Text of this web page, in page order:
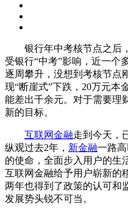
银行年中考核节点之后，
受银行“中考”影响，近一个
逐周攀升，没想到考核节点
现“断崖式”下跌，20万元本
能差出千余元。对于需要理
新的目标。
互联网金融走到今天，
纵观过去2年， 新金融一路
的使命，全面步入用户的生
互联网金融给予用户崭新的
两年也得到了政策的认可和
发展势头锐不可当。